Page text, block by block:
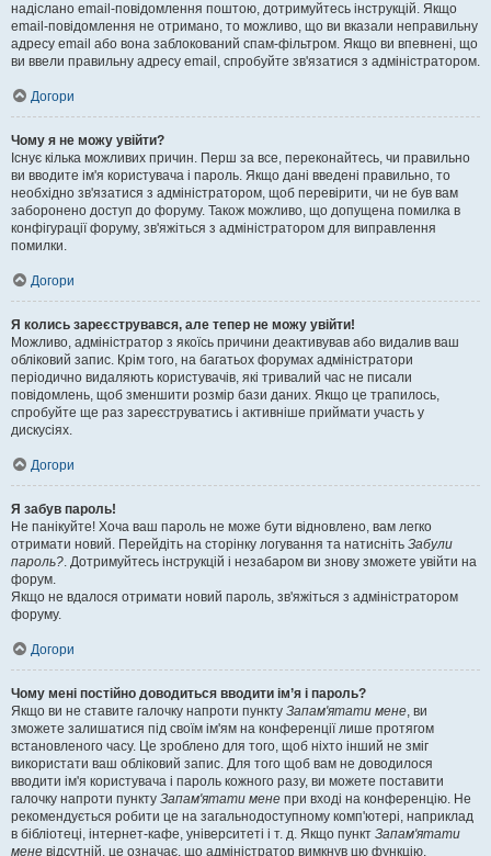
надіслано email-повідомлення поштою, дотримуйтесь інструкцій. Якщо
email-повідомлення не отримано, то можливо, що ви вказали неправильну
адресу email або вона заблокований спам-фільтром. Якщо ви впевнені, що
ви ввели правильну адресу email, спробуйте зв'язатися з адміністратором.
Догори
Чому я не можу увійти?
Існує кілька можливих причин. Перш за все, переконайтесь, чи правильно
ви вводите ім'я користувача і пароль. Якщо дані введені правильно, то
необхідно зв'язатися з адміністратором, щоб перевірити, чи не був вам
заборонено доступ до форуму. Також можливо, що допущена помилка в
конфігурації форуму, зв'яжіться з адміністратором для виправлення
помилки.
Догори
Я колись зареєструвався, але тепер не можу увійти!
Можливо, адміністратор з якоїсь причини деактивував або видалив ваш
обліковий запис. Крім того, на багатьох форумах адміністратори
періодично видаляють користувачів, які тривалий час не писали
повідомлень, щоб зменшити розмір бази даних. Якщо це трапилось,
спробуйте ще раз зареєструватись і активніше приймати участь у
дискусіях.
Догори
Я забув пароль!
Не панікуйте! Хоча ваш пароль не може бути відновлено, вам легко
отримати новий. Перейдіть на сторінку логування та натисніть Забули
пароль?. Дотримуйтесь інструкцій і незабаром ви знову зможете увійти на
форум.
Якщо не вдалося отримати новий пароль, зв'яжіться з адміністратором
форуму.
Догори
Чому мені постійно доводиться вводити ім’я і пароль?
Якщо ви не ставите галочку напроти пункту Запам'ятати мене, ви
зможете залишатися під своїм ім'ям на конференції лише протягом
встановленого часу. Це зроблено для того, щоб ніхто інший не зміг
використати ваш обліковий запис. Для того щоб вам не доводилося
вводити ім'я користувача і пароль кожного разу, ви можете поставити
галочку напроти пункту Запам'ятати мене при вході на конференцію. Не
рекомендується робити це на загальнодоступному комп'ютері, наприклад
в бібліотеці, інтернет-кафе, університеті і т. д. Якщо пункт Запам'ятати
мене відсутній, це означає, що адміністратор вимкнув цю функцію.